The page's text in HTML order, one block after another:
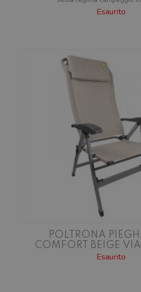
Esaurito
POLTRONA
COMFORT BEIGE
Esaurito